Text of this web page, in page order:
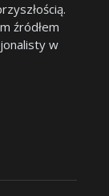
źródłem
w